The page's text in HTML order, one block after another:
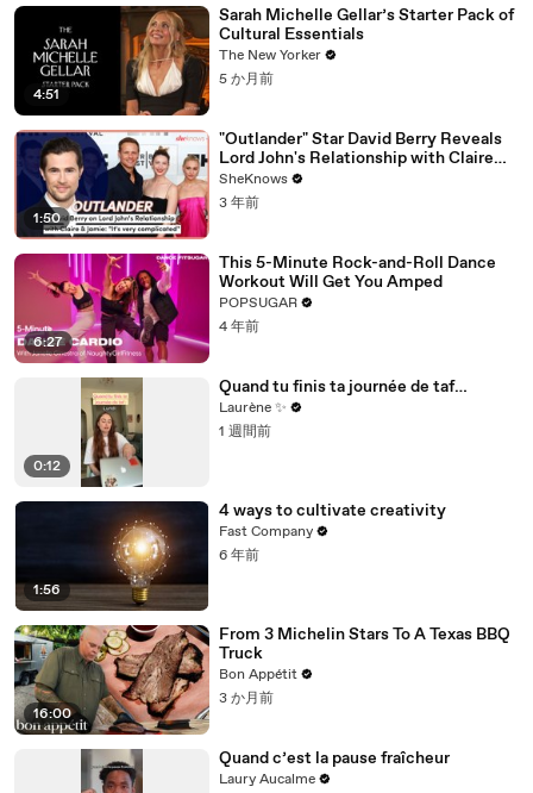
4:51
Sarah Michelle Gellar’s Starter Pack of
Cultural Essentials
The New Yorker
5 か月前
1:50
"Outlander" Star David Berry Reveals
Lord John's Relationship with Claire
Gets 'Complicated' in Season 7
SheKnows
3 年前
6:27
This 5-Minute Rock-and-Roll Dance
Workout Will Get You Amped
POPSUGAR
4 年前
0:12
Quand tu finis ta journée de taf…
Laurène ✨
1 週間前
1:56
4 ways to cultivate creativity
Fast Company
6 年前
16:00
From 3 Michelin Stars To A Texas BBQ
Truck
Bon Appétit
3 か月前
Quand c’est la pause fraîcheur
Laury Aucalme